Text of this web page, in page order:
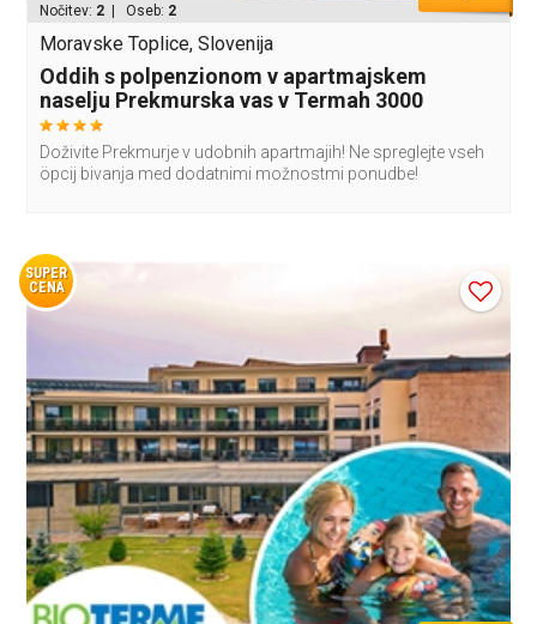
Nočitev: 2 | Oseb: 2
Moravske Toplice, Slovenija
Oddih s polpenzionom v apartmajskem
naselju Prekmurska vas v Termah 3000
Doživite Prekmurje v udobnih apartmajih! Ne spreglejte vseh
öpcij bivanja med dodatnimi možnostmi ponudbe!
SUPER
CENA